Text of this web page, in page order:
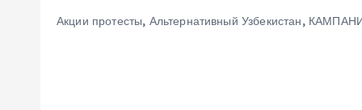
Акции протесты, Альтернативный Узбекистан,